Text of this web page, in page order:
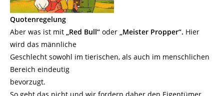
Quotenregelung
Aber was ist mit „Red Bull“ oder „Meister Propper“. Hier
wird das männliche
Geschlecht sowohl im tierischen, als auch im menschlichen
Bereich eindeutig
bevorzugt.